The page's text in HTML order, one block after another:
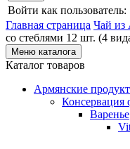
Войти как пользователь:
Главная страница Чай из
со стеблями 12 шт. (4
Меню каталога
Каталог товаров
Армянские
Консервация
Варенье